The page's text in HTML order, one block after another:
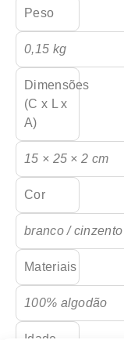
Peso
0,15 kg
Dimensões
(C x L x
A)
15 × 25 × 2 cm
Cor
branco / cinzento
Materiais
100% algodão